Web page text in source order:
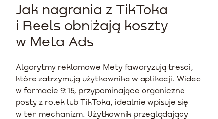
Jak nagrania z TikToka
i Reels obniżają koszty
w Meta Ads
Algorytmy reklamowe Mety faworyzują treści,
które zatrzymują użytkownika w aplikacji. Wideo
w formacie 9:16, przypominające organiczne
posty z rolek lub TikToka, idealnie wpisuje się
w ten mechanizm. Użytkownik przeglądający